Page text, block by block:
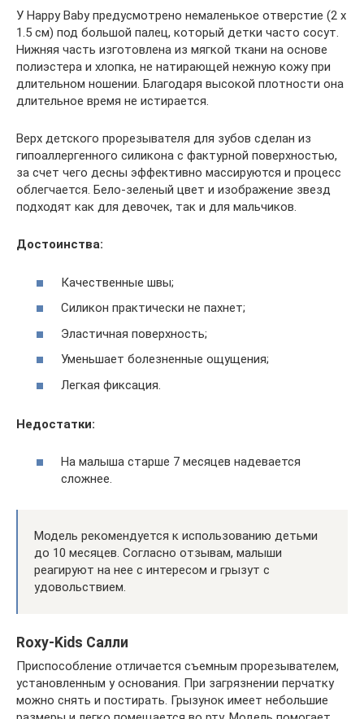
У Happy Baby предусмотрено немаленькое отверстие (2 х
1.5 см) под большой палец, который детки часто сосут.
Нижняя часть изготовлена из мягкой ткани на основе
полиэстера и хлопка, не натирающей нежную кожу при
длительном ношении. Благодаря высокой плотности она
длительное время не истирается.
Верх детского прорезывателя для зубов сделан из
гипоаллергенного силикона с фактурной поверхностью,
за счет чего десны эффективно массируются и процесс
облегчается. Бело-зеленый цвет и изображение звезд
подходят как для девочек, так и для мальчиков.
Достоинства:
Качественные швы;
Силикон практически не пахнет;
Эластичная поверхность;
Уменьшает болезненные ощущения;
Легкая фиксация.
Недостатки:
На малыша старше 7 месяцев надевается
сложнее.
Модель рекомендуется к использованию детьми
до 10 месяцев. Согласно отзывам, малыши
реагируют на нее с интересом и грызут с
удовольствием.
Roxy-Kids Салли
Приспособление отличается съемным прорезывателем,
установленным у основания. При загрязнении перчатку
можно снять и постирать. Грызунок имеет небольшие